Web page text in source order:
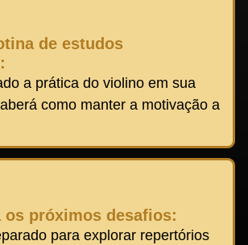
de estudos
a prática do violino em sua
como manter a motivação a
os próximos desafios:
para explorar repertórios